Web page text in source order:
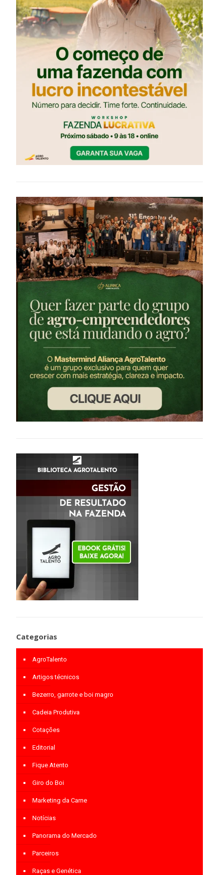
Categorias
AgroTalento
Artigos técnicos
Bezerro, garrote e boi magro
Cadeia Produtiva
Cotações
Editorial
Fique Atento
Giro do Boi
Marketing da Carne
Notícias
Panorama do Mercado
Parceiros
Raças e Genética